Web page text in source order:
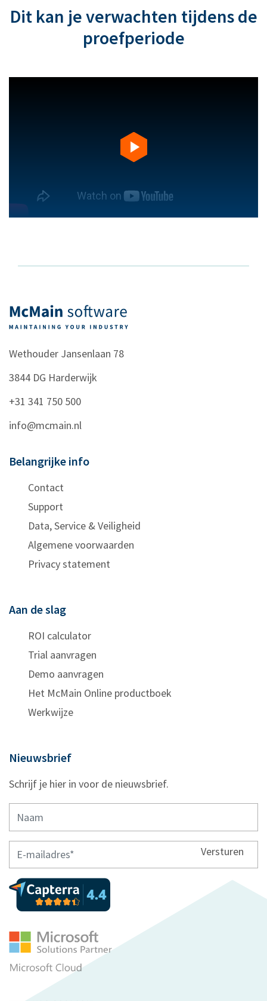
Dit kan je verwachten tijdens de
proefperiode
Wethouder Jansenlaan 78
3844 DG Harderwijk
+31 341 750 500
info@mcmain.nl
Belangrijke info
Contact
Support
Data, Service & Veiligheid
Algemene voorwaarden
Privacy statement
Aan de slag
ROI calculator
Trial aanvragen
Demo aanvragen
Het McMain Online productboek
Werkwijze
Nieuwsbrief
Schrijf je hier in voor de nieuwsbrief.
Versturen